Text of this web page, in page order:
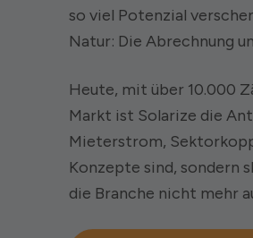
so viel Potenzial
Natur: Die Abrechnung
Heute, mit über 10.000
Markt ist Solarize die
Mieterstrom,
Konzepte sind, sondern
die Branche nicht mehr